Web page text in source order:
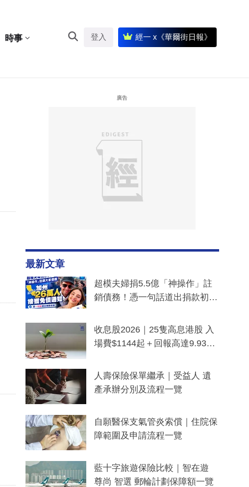
時事 登入 經一 x《華爾街日報》
廣告
最新文章
超模夫婦捐5.5億「神操作」註
銷債務！憑一句話道出捐款初
一度被誤當詐騙手段
收息股2026｜25隻高息港股 入
場費$1144起＋回報高達9.93
人壽保險保單繼承｜受益人 遺
產承辦分別及流程一覽
自願醫保支氣管炎索償｜住院保
障範圍及申請流程一覽
藍十字旅遊保險比較｜智在遊
尊尚 智選 郵輪計劃保障額一覽